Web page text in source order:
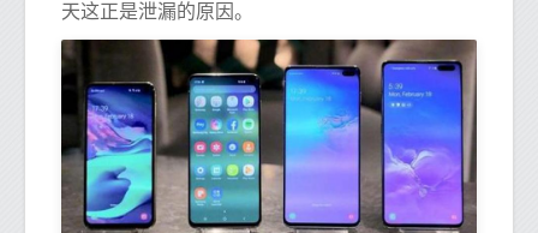
天这正是泄漏的原因。